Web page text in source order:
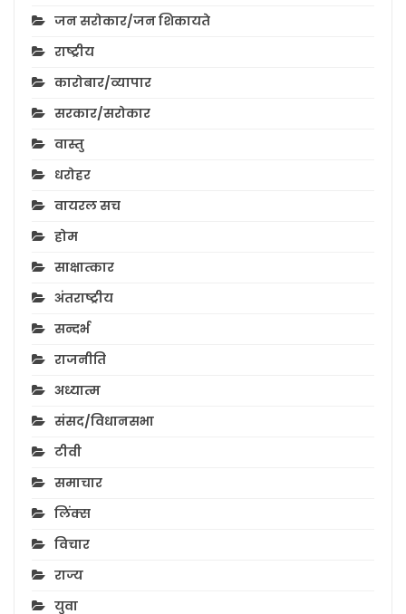
जन सरोकार/जन शिकायते
राष्ट्रीय
कारोबार/व्यापार
सरकार/सरोकार
वास्तु
धरोहर
वायरल सच
होम
साक्षात्कार
अंतराष्ट्रीय
सन्दर्भ
राजनीति
अध्यात्म
संसद/विधानसभा
टीवी
समाचार
लिंक्स
विचार
राज्य
युवा